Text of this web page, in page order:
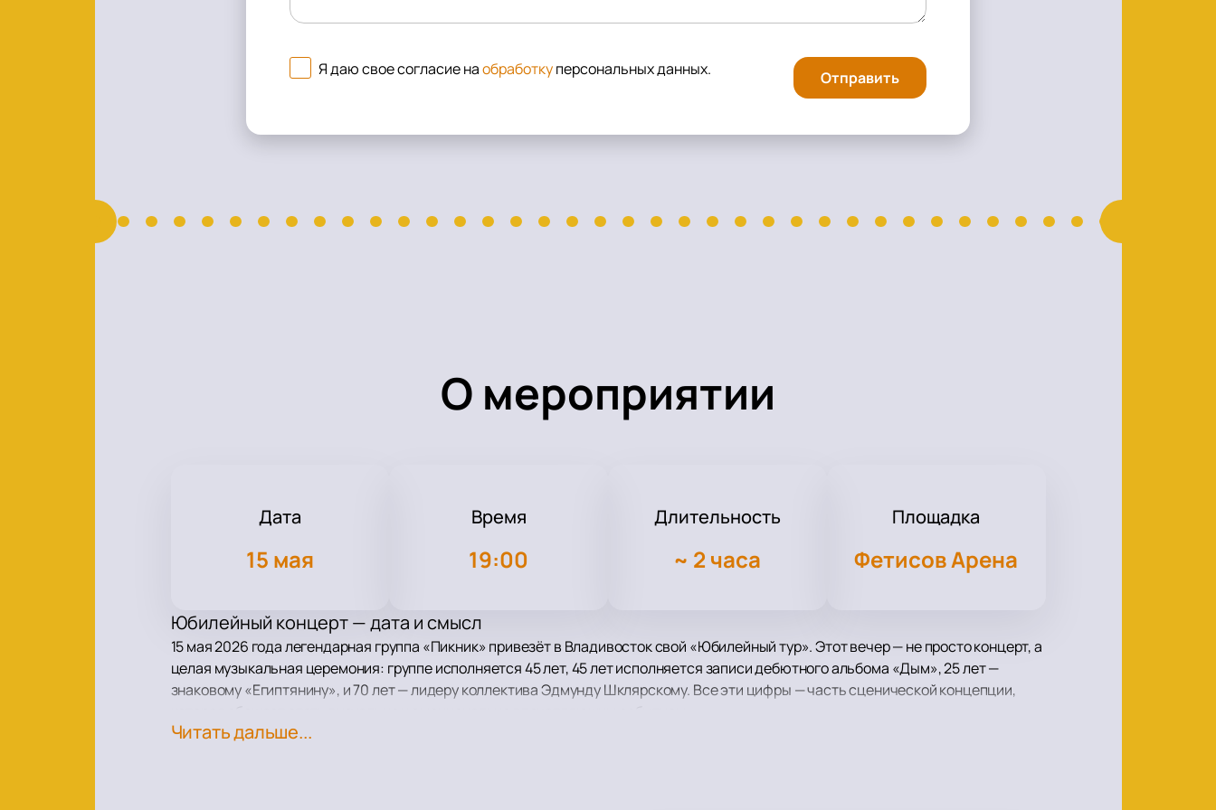
Я даю свое согласие наобработкуперсональных данных. Отправить
О мероприятии
Дата
15 мая
Время
19:00
Длительность
~ 2 часа
Площадка
Фетисов Арена
Юбилейный концерт — дата и смысл
15 мая 2026 года легендарная группа «Пикник» привезёт в Владивосток свой «Юбилейный тур». Этот вечер — не просто концерт, а
целая музыкальная церемония: группе исполняется 45 лет, 45 лет исполняется записи дебютного альбома «Дым», 25 лет —
знаковому «Египтянину», и 70 лет — лидеру коллектива Эдмунду Шклярскому. Все эти цифры — часть сценической концепции,
Читать дальше...